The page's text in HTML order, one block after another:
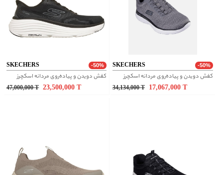
SKECHERS -50%
کفش دویدن و پیاده‌روی مردانه اسکچرز
47,000,000 T 23,500,000
SKECHERS -50%
کفش دویدن و پیاده‌روی مردانه اسکچرز
34,134,000 T 17,067,000